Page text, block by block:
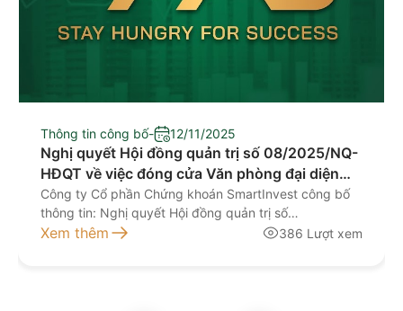
Thông tin công bố- 12/11/2025
Nghị quyết Hội đồng quản trị số 08/2025/NQ-
HĐQT về việc đóng cửa Văn phòng đại diện
Nam Định
Công ty Cổ phần Chứng khoán SmartInvest công bố
thông tin: Nghị quyết Hội đồng quản trị số
08/2025/NQ-HĐQT ngày 11/11/2025 về việc đóng
Xem thêm 386 Lượt xem